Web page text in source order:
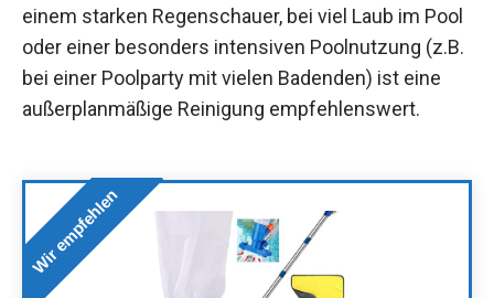
einem starken Regenschauer, bei viel Laub im Pool
oder einer besonders intensiven Poolnutzung (z.B.
bei einer Poolparty mit vielen Badenden) ist eine
außerplanmäßige Reinigung empfehlenswert.
Wir empfehlen